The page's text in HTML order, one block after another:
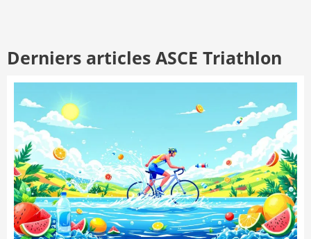
Derniers articles ASCE Triathlon